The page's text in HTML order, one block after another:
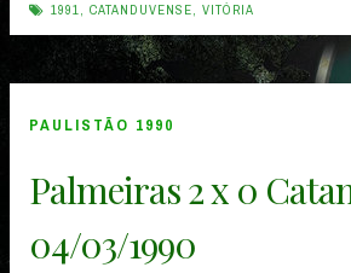
1991, CATANDUVENSE, VITÓRIA
PAULISTÃO 1990
Palmeiras 2 x 0
04/03/1990